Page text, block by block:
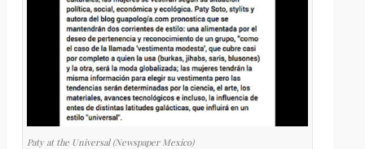
Paty at the Universal (Newspaper Mexico)